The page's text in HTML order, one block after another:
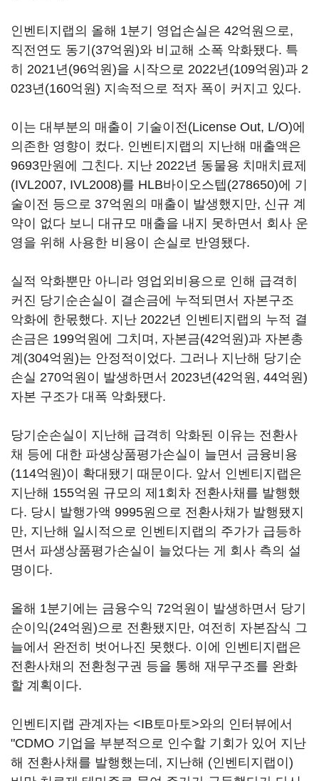
인벤티지랩의 올해 1분기 영업손실은 42억원으로,
직전연도 동기(37억원)와 비교해 소폭 악화됐다. 특
히 2021년(96억원)을 시작으로 2022년(109억원)과 2
023년(160억원) 지속적으로 적자 폭이 커지고 있다.
이는 대부분의 매출이 기술이전(License Out, L/O)에
의존한 영향이 컸다. 인벤티지랩의 지난해 매출액은
9693만원에 그친다. 지난 2022년 동물용 치매치료제
(IVL2007, IVL2008)를 HLB바이오스텝(278650)에 기
술이전 등으로 37억원의 매출이 발생했지만, 신규 계
약이 없다 보니 대규모 매출을 내지 못하면서 회사 운
영을 위해 사용한 비용이 손실로 반영됐다.
실적 악화뿐만 아니라 영업외비용으로 인해 급격히
커진 당기순손실이 결손금에 누적되면서 자본구조
악화에 한몫했다. 지난 2022년 인벤티지랩의 누적 결
손금은 199억원에 그치며, 자본금(42억원)과 자본총
계(304억원)는 안정적이었다. 그러나 지난해 당기순
손실 270억원이 발생하면서 2023년(42억원, 44억원)
자본 구조가 대폭 악화됐다.
당기순손실이 지난해 급격히 악화된 이유는 전환사
채 등에 대한 파생상품평가손실이 늘면서 금융비용
(114억원)이 확대됐기 때문이다. 앞서 인벤티지랩은
지난해 155억원 규모의 제1회차 전환사채를 발행했
다. 당시 발행가액 9995원으로 전환사채가 발행됐지
만, 지난해 일시적으로 인벤티지랩의 주가가 급등하
면서 파생상품평가손실이 늘었다는 게 회사 측의 설
명이다.
올해 1분기에는 금융수익 72억원이 발생하면서 당기
순이익(24억원)으로 전환됐지만, 여전히 자본잠식 그
늘에서 완전히 벗어나진 못했다. 이에 인벤티지랩은
전환사채의 전환청구권 등을 통해 재무구조를 완화
할 계획이다.
인벤티지랩 관계자는 <IB토마토>와의 인터뷰에서
"CDMO 기업을 부분적으로 인수할 기회가 있어 지난
해 전환사채를 발행했는데, 지난해 (인벤티지랩이)